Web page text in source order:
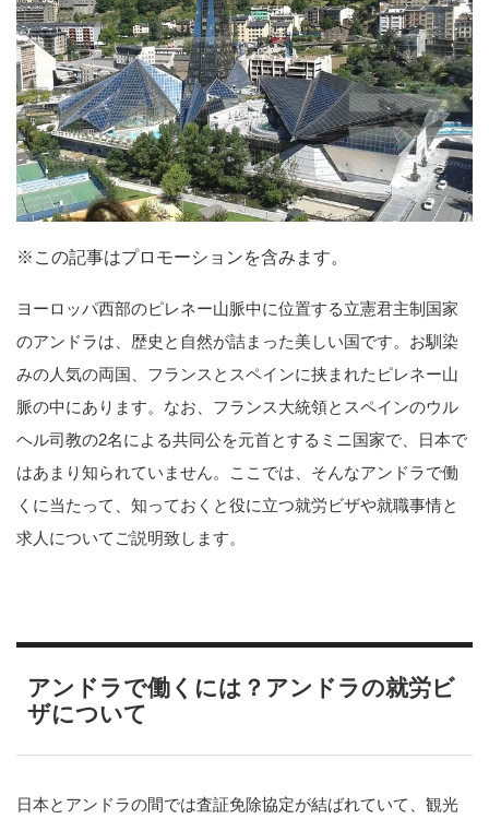
※この記事はプロモーションを含みます。
ヨーロッパ西部のピレネー山脈中に位置する立憲君主制国家
のアンドラは、歴史と自然が詰まった美しい国です。お馴染
みの人気の両国、フランスとスペインに挟まれたピレネー山
脈の中にあります。なお、フランス大統領とスペインのウル
ヘル司教の2名による共同公を元首とするミニ国家で、日本で
はあまり知られていません。ここでは、そんなアンドラで働
くに当たって、知っておくと役に立つ就労ビザや就職事情と
求人についてご説明致します。
アンドラで働くには？アンドラの就労ビ
ザについて
日本とアンドラの間では査証免除協定が結ばれていて、観光